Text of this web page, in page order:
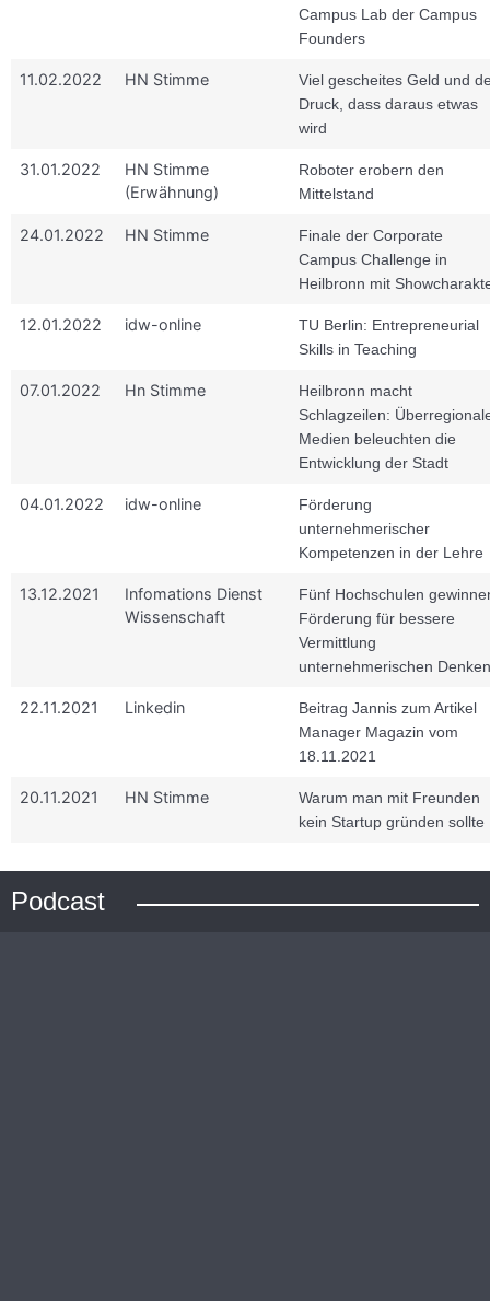
Campus Lab der Campus
Founders
11.02.2022 HN Stimme
Viel gescheites Geld und
Druck, dass daraus etwas
wird
31.01.2022
HN Stimme
(Erwähnung)
Roboter erobern den
Mittelstand
24.01.2022 HN Stimme
Finale der Corporate
Campus Challenge in
Heilbronn mit
12.01.2022 idw-online
TU Berlin: Entrepreneurial
Skills in Teaching
07.01.2022 Hn Stimme
Heilbronn macht
Schlagzeilen:
Medien beleuchten die
Entwicklung der Stadt
04.01.2022 idw-online
Förderung
unternehmerischer
Kompetenzen in der Lehre
13.12.2021
Infomations Dienst
Wissenschaft
Fünf Hochschulen
Förderung für bessere
Vermittlung
unternehmerischen
22.11.2021 Linkedin
Beitrag Jannis zum Artikel
Manager Magazin vom
18.11.2021
20.11.2021 HN Stimme
Warum man mit Freunden
kein Startup gründen sollte
Podcast